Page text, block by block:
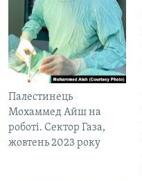
Палестинець
Мохаммед Айш на
роботі. Сектор Газа,
жовтень 2023 року